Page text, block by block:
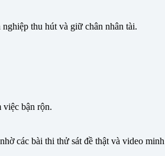
thu hút và giữ chân nhân tài.
bận rộn.
các bài thi thử sát đề thật và video